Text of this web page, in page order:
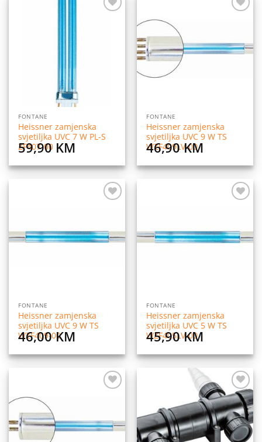
FONTANE
Heissner zamjenska
svjetiljka UVC 7 W PL-S
ZF407-00
59,90 KM
želja
FONTANE
Heissner zamjenska
svjetiljka UVC 9 W TS
WZF409LV-00
46,90KM
želja
FONTANE
Heissner zamjenska
svjetiljka UVC 9 W TS
WZF409-00
46,00KM
želja
FONTANE
Heissner zamjenska
svjetiljka UVC 5 W TS
WZF405LV-00
45,90KM
želja
Dodaj
na
listu
želja